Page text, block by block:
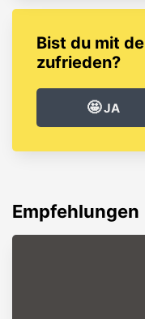
Bist du mit
zufrieden?
🤩JA
Empfehlungen